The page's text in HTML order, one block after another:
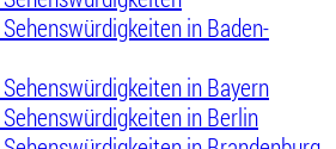
in Baden-
in Bayern
in Berlin